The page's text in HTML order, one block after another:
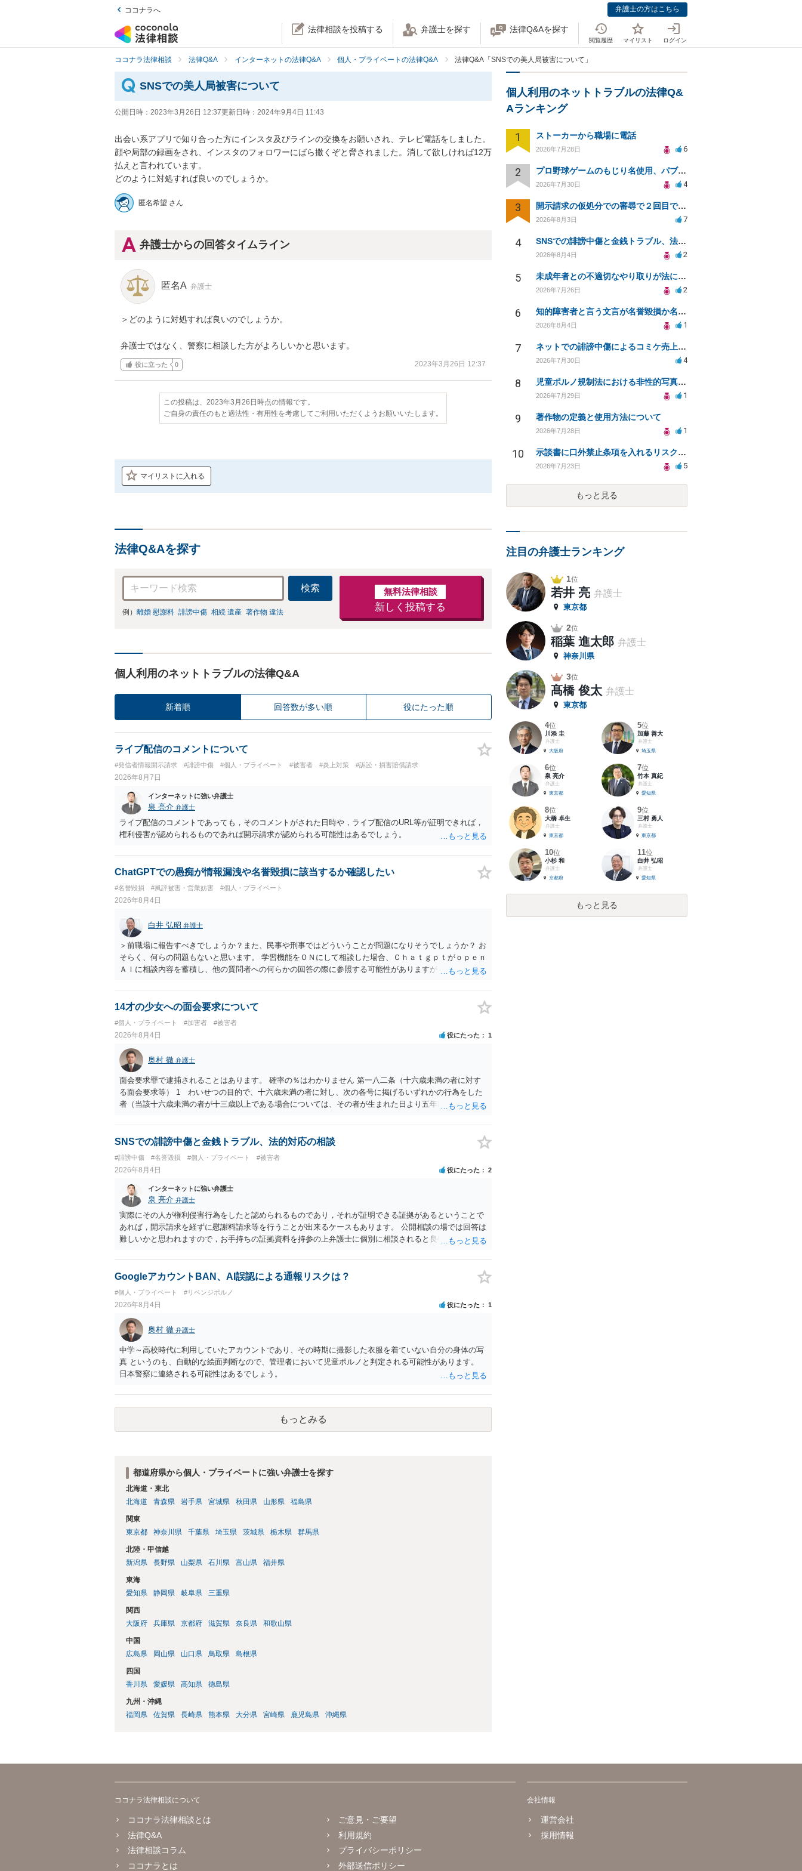
ココナラへ 弁護士の方はこちら
法律相談を投稿する 弁護士を探す 法律Q&Aを探す
閲覧履歴 マイリスト ログイン
ココナラ法律相談 法律Q&A インターネットの法律Q&A 個人・プライベートの法律Q&A 法律Q&A「SNSでの美人局被害について」
SNSでの美人局被害について
公開日時： 2023年3月26日 12:37更新日時： 2024年9月4日 11:43
出会い系アプリで知り合った方にインスタ及びラインの交換をお願いされ、テレビ電話をしました。
顔や局部の録画をされ、インスタのフォロワーにばら撒くぞと脅されました。消して欲しければ12万
払えと言われています。
どのように対処すれば良いのでしょうか。
匿名希望 さん
弁護士からの回答タイムライン
匿名A 弁護士
＞どのように対処すれば良いのでしょうか。
弁護士ではなく、警察に相談した方がよろしいかと思います。
役に立った 0 2023年3月26日 12:37
この投稿は、2023年3月26日時点の情報です。
ご自身の責任のもと適法性・有用性を考慮してご利用いただくようお願いいたします。
マイリストに入れる
法律Q&Aを探す
検索
例） 離婚 慰謝料 誹謗中傷 相続 遺産 著作物 違法
無料法律相談
新しく投稿する
個人利用のネットトラブルの法律Q&A
新着順 回答数が多い順 役にたった順
ライブ配信のコメントについて
#発信者情報開示請求 #誹謗中傷 #個人・プライベート #被害者 #炎上対策 #訴訟・損害賠償請求
2026年8月7日
インターネットに強い弁護士
泉 亮介 弁護士
ライブ配信のコメントであっても，そのコメントがされた日時や，ライブ配信のURL等が証明できれば，
権利侵害が認められるものであれば開示請求が認められる可能性はあるでしょう。
ChatGPTでの愚痴が情報漏洩や名誉毀損に該当するか確認したい
#名誉毀損 #風評被害・営業妨害 #個人・プライベート
2026年8月4日
白井 弘昭 弁護士
＞前職場に報告すべきでしょうか？また、民事や刑事ではどういうことが問題になりそうでしょうか？ お
そらく、何らの問題もないと思います。 学習機能をＯＮにして相談した場合、Ｃｈａｔｇｐｔがｏｐｅｎ
ＡＩに相談内容を蓄積し、他の質問者への何らかの回答の際に参照する可能性がありますが、個人名や会
ので、その情報自体が、秘密情報に当たるとは思えませんし、名誉棄損として、個人や会社に対する誹謗
中傷の不特定多数への公開に当たるとも思われません。 もちろん、誰がその内容をｃｈａｔｇｐｔに入力
して書き込んだとしても）、相談者さんが刑事民事の責任に問われることはないでしょう。 私見ながらご
参考まで。
14才の少女への面会要求について
#個人・プライベート #加害者 #被害者
2026年8月4日 役にたった 1
奥村 徹 弁護士
面会要求罪で逮捕されることはあります。 確率の％はわかりません 第一八二条（十六歳未満の者に対す
る面会要求等） 1 わいせつの目的で、十六歳未満の者に対し、次の各号に掲げるいずれかの行為をした
者（当該十六歳未満の者が十三歳以上である場合については、その者が生まれた日より五年以上前の日に
又は誘惑して面会を要求すること。 二 拒まれたにもかかわらず、反復して面会を要求すること。 三
金銭その他の利益を供与し、又はその申込み若しくは約束をして面会を要求すること。 2前項の罪を犯
罰金に処する。
SNSでの誹謗中傷と金銭トラブル、法的対応の相談
#誹謗中傷 #名誉毀損 #個人・プライベート #被害者
2026年8月4日 役にたった 2
インターネットに強い弁護士
泉 亮介 弁護士
実際にその人が権利侵害行為をしたと認められるものであり，それが証明できる証拠があるということで
あれば，開示請求を経ずに慰謝料請求等を行うことが出来るケースもあります。 公開相談の場では回答は
難しいかと思われますので，お手持ちの証拠資料を持参の上弁護士に個別に相談されると良いでしょう。
GoogleアカウントBAN、AI誤認による通報リスクは？
#個人・プライベート #リベンジポルノ
2026年8月4日 役にたった 1
奥村 徹 弁護士
中学～高校時代に利用していたアカウントであり、その時期に撮影した衣服を着ていない自分の身体の写
真 というのも、自動的な絵面判断なので、管理者において児童ポルノと判定される可能性があります。
日本警察に連絡される可能性はあるでしょう。
もっとみる
都道府県から個人・プライベートに強い弁護士を探す
北海道・東北
北海道
青森県 岩手県 宮城県 秋田県 山形県 福島県
関東
東京都
神奈川県 千葉県 埼玉県 茨城県 栃木県 群馬県
北陸・甲信越
新潟県
長野県 山梨県 石川県 富山県 福井県
東海
愛知県
静岡県 岐阜県 三重県
関西
大阪府
兵庫県 京都府 滋賀県 奈良県 和歌山県
中国
広島県
岡山県 山口県 鳥取県 島根県
四国
香川県
愛媛県 高知県 徳島県
九州・沖縄
福岡県
佐賀県 長崎県 熊本県 大分県 宮崎県 鹿児島県 沖縄県
個人利用のネットトラブルの法律Q&
Aランキング
1 ストーカーから職場に電話
2026年7月28日 6
2 プロ野球ゲームのもじり名使用、パブリシティ権の影響は？
2026年7月30日 4
3 開示請求の仮処分での審尋で２回目で終わらない場合どうしたらいいですか
2026年8月3日 7
4 SNSでの誹謗中傷と金銭トラブル、法的対応の相談
2026年8月4日 2
5 未成年者との不適切なやり取りが法に触れる可能性と対処法
2026年7月26日 2
6 知的障害者と言う文言が名誉毀損か名誉感情の侵害になるか教えてほしい。
2026年8月4日 1
7 ネットでの誹謗中傷によるコミケ売上減少、損害賠償は可能か？
2026年7月30日 4
8 児童ポルノ規制法における非性的写真とテキストの扱いは？
2026年7月29日 1
9 著作物の定義と使用方法について
2026年7月28日 1
10 示談書に口外禁止条項を入れるリスクはありますか？
2026年7月23日 5
もっと見る
注目の弁護士ランキング
1位
若井 亮 弁護士
東京都
2位
稲葉 進太郎 弁護士
神奈川県
3位
髙橋 俊太 弁護士
東京都
4位
川添 圭
弁護士
大阪府
5位
加藤 善大
弁護士
埼玉県
6位
泉 亮介
弁護士
東京都
7位
竹本 真紀
弁護士
愛知県
8位
大橋 卓生
弁護士
東京都
9位
三村 勇人
弁護士
東京都
10位
小杉 和
弁護士
京都府
11位
白井 弘昭
弁護士
愛知県
もっと見る
ココナラ法律相談について
ココナラ法律相談とは
法律Q&A
法律相談コラム
ココナラとは
ご意見・ご要望
利用規約
プライバシーポリシー
外部送信ポリシー
会社情報
運営会社
採用情報